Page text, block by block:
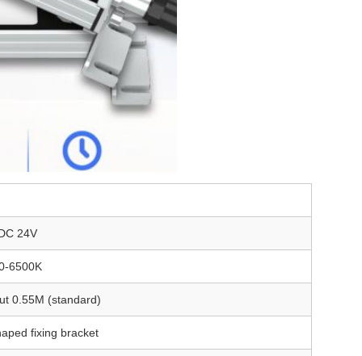
24V
6500K
0.55M (standard)
fixing bracket